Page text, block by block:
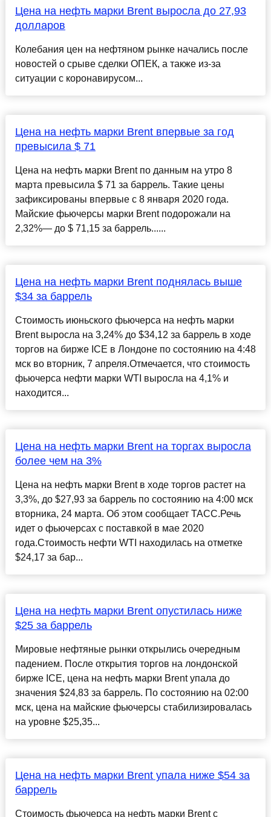
Цена на нефть марки Brent выросла до 27,93
долларов
Колебания цен на нефтяном рынке начались после
новостей о срыве сделки ОПЕК, а также из-за
ситуации с коронавирусом...
Цена на нефть марки Brent впервые за год
превысила $ 71
Цена на нефть марки Brent по данным на утро 8
марта превысила $ 71 за баррель. Такие цены
зафиксированы впервые с 8 января 2020 года.
Майские фьючерсы марки Brent подорожали на
2,32%— до $ 71,15 за баррель......
Цена на нефть марки Brent поднялась выше
$34 за баррель
Стоимость июньского фьючерса на нефть марки
Brent выросла на 3,24% до $34,12 за баррель в ходе
торгов на бирже ICE в Лондоне по состоянию на 4:48
мск во вторник, 7 апреля.Отмечается, что стоимость
фьючерса нефти марки WTI выросла на 4,1% и
находится...
Цена на нефть марки Brent на торгах выросла
более чем на 3%
Цена на нефть марки Brent в ходе торгов растет на
3,3%, до $27,93 за баррель по состоянию на 4:00 мск
вторника, 24 марта. Об этом сообщает ТАСС.Речь
идет о фьючерсах с поставкой в мае 2020
года.Стоимость нефти WTI находилась на отметке
$24,17 за бар...
Цена на нефть марки Brent опустилась ниже
$25 за баррель
Мировые нефтяные рынки открылись очередным
падением. После открытия торгов на лондонской
бирже ICE, цена на нефть марки Brent упала до
значения $24,83 за баррель. По состоянию на 02:00
мск, цена на майские фьючерсы стабилизировалась
на уровне $25,35...
Цена на нефть марки Brent упала ниже $54 за
баррель
Стоимость фьючерса на нефть марки Brent с